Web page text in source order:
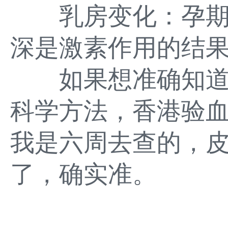
乳房变化：孕期
深是激素作用的结
如果想准确知道
科学方法，香港验
我是六周去查的，
了，确实准。